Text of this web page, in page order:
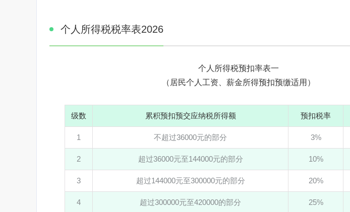
个人所得税税率表2026
个人所得税预扣率表一
（居民个人工资、薪金所得预扣预缴适用）
级数 累积预扣预交应纳税所得额 预扣税率
1 不超过36000元的部分 3%
2 超过36000元至144000元的部分 10%
3 超过144000元至300000元的部分 20%
4 超过300000元至420000的部分 25%